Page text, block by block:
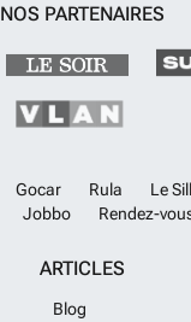
NOS PARTENAIRES
Gocar Rula
Le
Jobbo Rendez-
ARTICLES
Blog